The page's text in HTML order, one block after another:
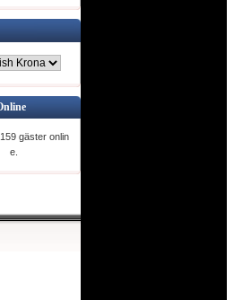
gäster onlin
e.